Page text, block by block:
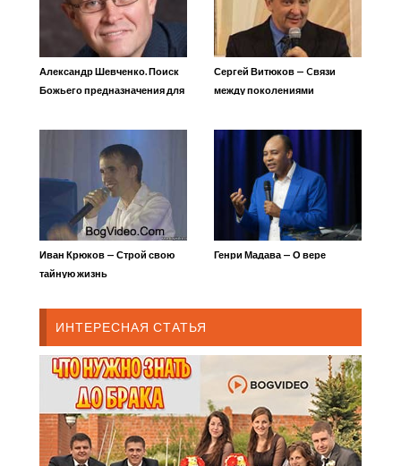
Александр Шевченко. Поиск
Божьего предназначения для
Сергей Витюков — Cвязи
между поколениями
Иван Крюков — Строй свою
тайную жизнь
Генри Мадава — О вере
ИНТЕРЕСНАЯ СТАТЬЯ